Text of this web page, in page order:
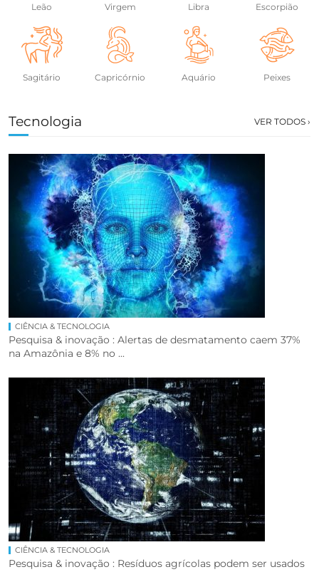
Leão Virgem Libra Escorpião
Sagitário Capricórnio Aquário Peixes
Tecnologia VER TODOS ›
CIÊNCIA & TECNOLOGIA
Pesquisa & inovação : Alertas de desmatamento caem 37%
na Amazônia e 8% no ...
CIÊNCIA & TECNOLOGIA
Pesquisa & inovação : Resíduos agrícolas podem ser usados